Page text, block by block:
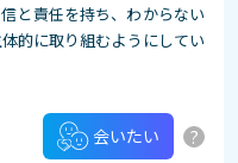
と責任を持ち、わからない
的に取り組むようにしてい
会いたい ?